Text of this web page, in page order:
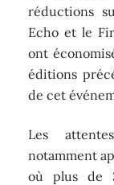
réductions
Echo et le
ont
éditions
de cet
Les
notamment
où plus de